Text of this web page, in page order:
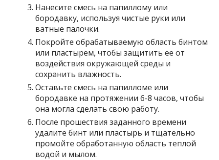
Нанесите смесь на папиллому или
бородавку, используя чистые руки или
ватные палочки.
Покройте обрабатываемую область бинтом
или пластырем, чтобы защитить ее от
воздействия окружающей среды и
сохранить влажность.
Оставьте смесь на папилломе или
бородавке на протяжении 6-8 часов, чтобы
она могла сделать свою работу.
После прошествия заданного времени
удалите бинт или пластырь и тщательно
промойте обработанную область теплой
водой и мылом.